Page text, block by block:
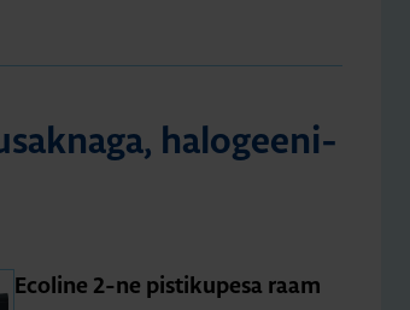
halo­gee­ni­
Eco­line 2-ne pis­ti­ku­pesa raam